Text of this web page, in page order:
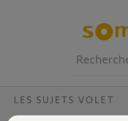
Volet
LES SUJETS VOLET